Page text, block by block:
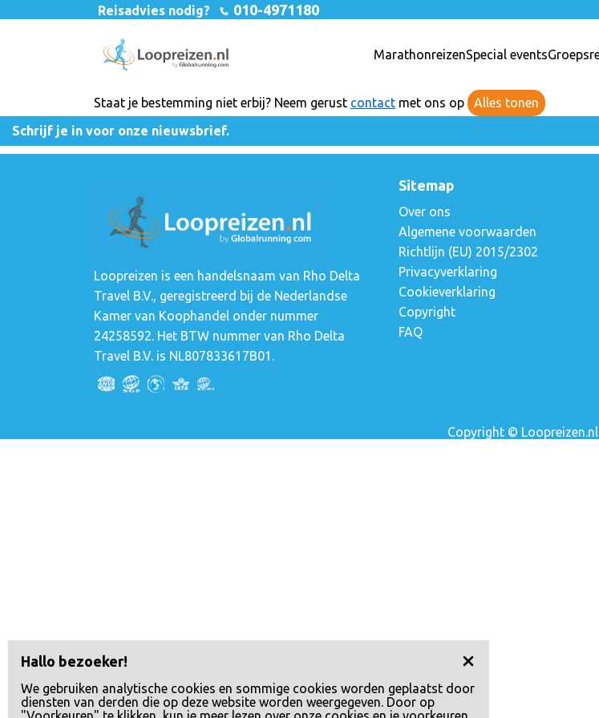
Reisadvies nodig? 010-4971180
MarathonreizenSpecial events
Staat je bestemming niet erbij? Neem gerust contact met ons op Alles tonen
Hallo bezoeker!
We gebruiken analytische cookies en sommige cookies worden geplaatst door
diensten van derden die op deze website worden weergegeven. Door op
Schrijf je in voor onze nieuwsbrief.
Loopreizen is een handelsnaam van Rho Delta
Travel B.V., geregistreerd bij de Nederlandse
Kamer van Koophandel onder nummer
24258592. Het BTW nummer van Rho Delta
Travel B.V. is NL807833617B01.
Sitemap
Over ons
Algemene voorwaarden
Richtlijn (EU) 2015/2302
Privacyverklaring
Cookieverklaring
Copyright
FAQ
Copyright ©